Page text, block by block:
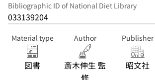
Bibliographic ID of National Diet Library
033139204
Material type
図書
Author
斎木伸生 監
修
Publisher
昭文社